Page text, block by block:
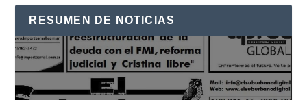
RESUMEN DE NOTICIAS
Reproductor
de
vídeo